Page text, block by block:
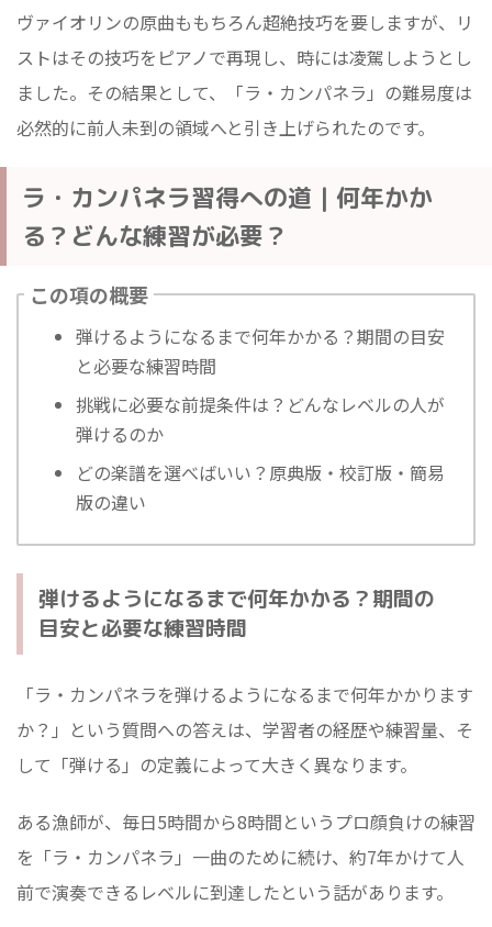
ヴァイオリンの原曲ももちろん超絶技巧を要しますが、リ
ストはその技巧をピアノで再現し、時には凌駕しようとし
ました。その結果として、「ラ・カンパネラ」の難易度は
必然的に前人未到の領域へと引き上げられたのです。
ラ・カンパネラ習得への道｜何年かか
る？どんな練習が必要？
この項の概要
弾けるようになるまで何年かかる？期間の目安
と必要な練習時間
挑戦に必要な前提条件は？どんなレベルの人が
弾けるのか
どの楽譜を選べばいい？原典版・校訂版・簡易
版の違い
弾けるようになるまで何年かかる？期間の
目安と必要な練習時間
「ラ・カンパネラを弾けるようになるまで何年かかります
か？」という質問への答えは、学習者の経歴や練習量、そ
して「弾ける」の定義によって大きく異なります。
ある漁師が、毎日5時間から8時間というプロ顔負けの練習
を「ラ・カンパネラ」一曲のために続け、約7年かけて人
前で演奏できるレベルに到達したという話があります。